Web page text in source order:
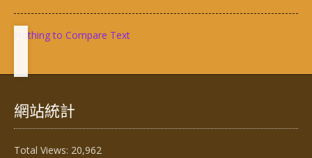
Nothing to Compare Text
網站統計
Total Views: 20,962